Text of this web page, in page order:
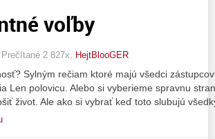
voľby
2 827x, HejtBlooGER
Sylným rečiam ktoré majú všedci
Len polovicu. Alebo si vyberieme spravnu
život. Ale ako si vybrať keď toto slubujú